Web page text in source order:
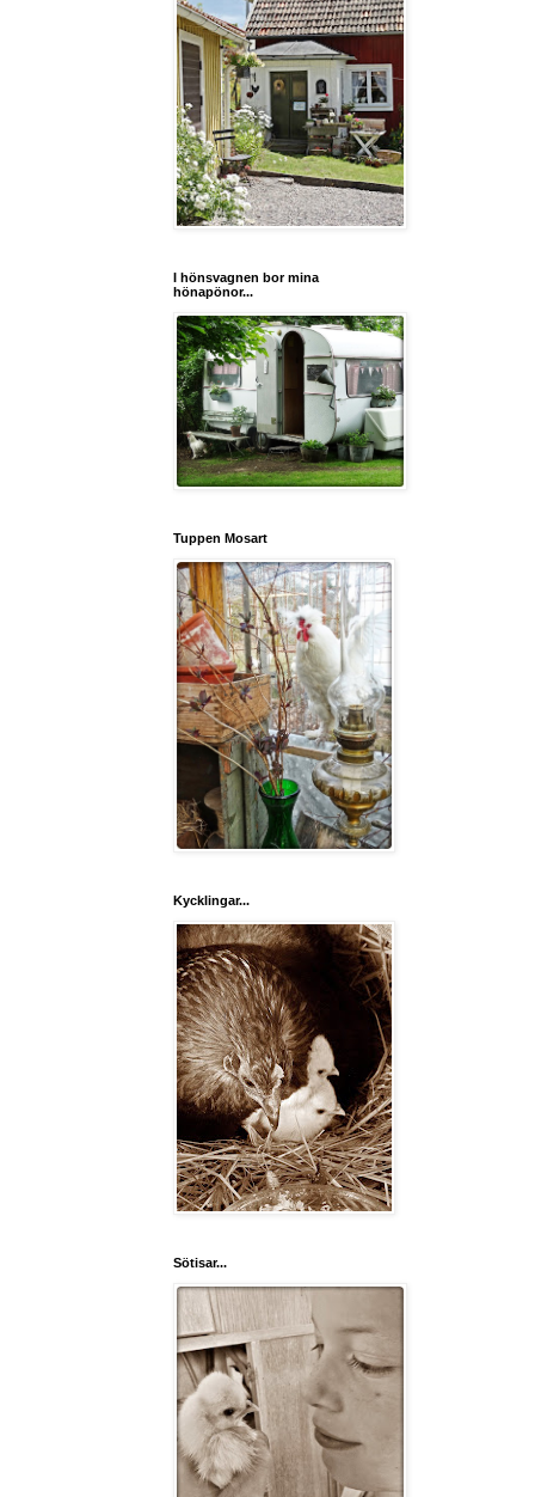
I hönsvagnen bor mina
hönapönor...
Tuppen Mosart
Kycklingar...
Sötisar...